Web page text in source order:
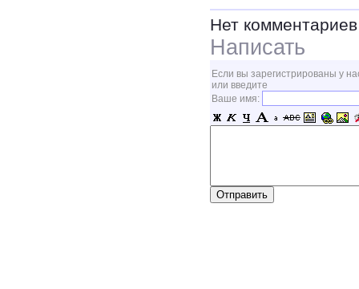
Нет комментариев
Написать
Если вы зарегистрированы у
или введите
Ваше имя: